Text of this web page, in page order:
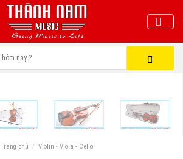
Trang chủ / Violin - Viola - Cello